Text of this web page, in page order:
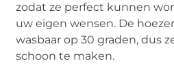
zodat ze perfect kunnen
uw eigen wensen. De
wasbaar op 30 graden, dus
schoon te maken.